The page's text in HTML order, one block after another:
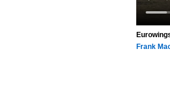
Frank